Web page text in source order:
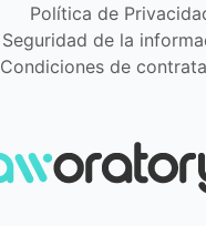
Política de
Seguridad de la
Condiciones de